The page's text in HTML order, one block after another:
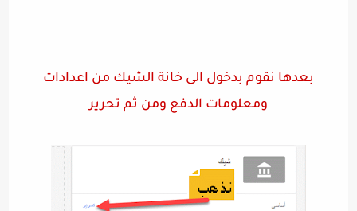
بعدها نقوم بدخول الى خانة الشيك من اعدادات
ومعلومات الدفع ومن ثم تحرير